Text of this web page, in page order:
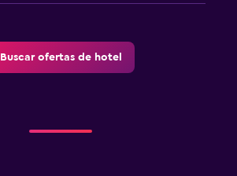
Buscar ofertas de hotel